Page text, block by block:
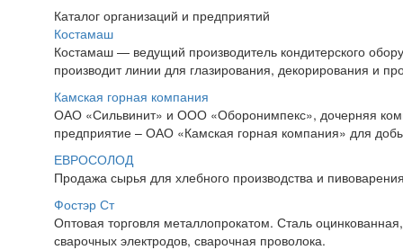
Каталог организаций и предприятий
Костамаш
Костамаш — ведущий производитель кондитерского
производит линии для глазирования, декорирования и
Камская горная компания
ОАО «Сильвинит» и ООО «Оборонимпекс», дочерняя
предприятие – ОАО «Камская горная компания» для
ЕВРОСОЛОД
Продажа сырья для хлебного производства и
Фостэр Ст
Оптовая торговля металлопрокатом. Сталь
сварочных электродов, сварочная проволока.